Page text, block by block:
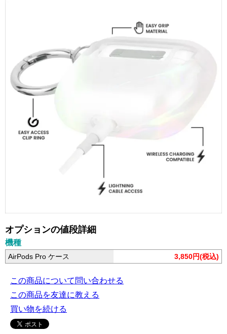
オプションの値段詳細
機種
AirPods Pro ケース 3,850円(税込)
この商品について問い合わせる
この商品を友達に教える
買い物を続ける